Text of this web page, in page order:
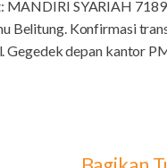
MANDIRI SYARIAH
Belitung. Konfirmasi
Gegedek depan kantor